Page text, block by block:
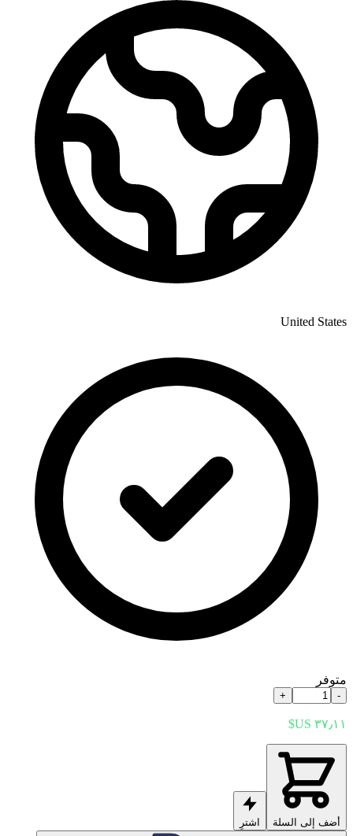
United States
متوفر
-
+
أضف إلى السلة اشترِ